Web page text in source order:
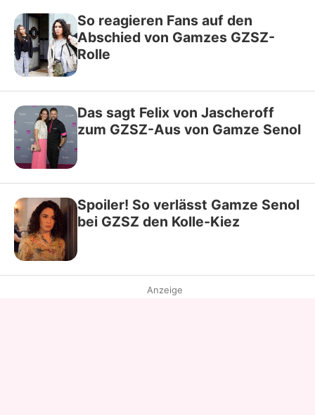
So reagieren Fans auf den
Abschied von Gamzes GZSZ-
Rolle
Das sagt Felix von Jascheroff
zum GZSZ-Aus von Gamze Senol
Spoiler! So verlässt Gamze Senol
bei GZSZ den Kolle-Kiez
Anzeige